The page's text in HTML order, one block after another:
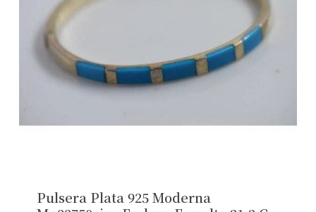
Pulsera Plata 925 Moderna